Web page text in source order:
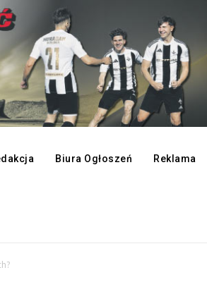
Biura Ogłoszeń Reklama